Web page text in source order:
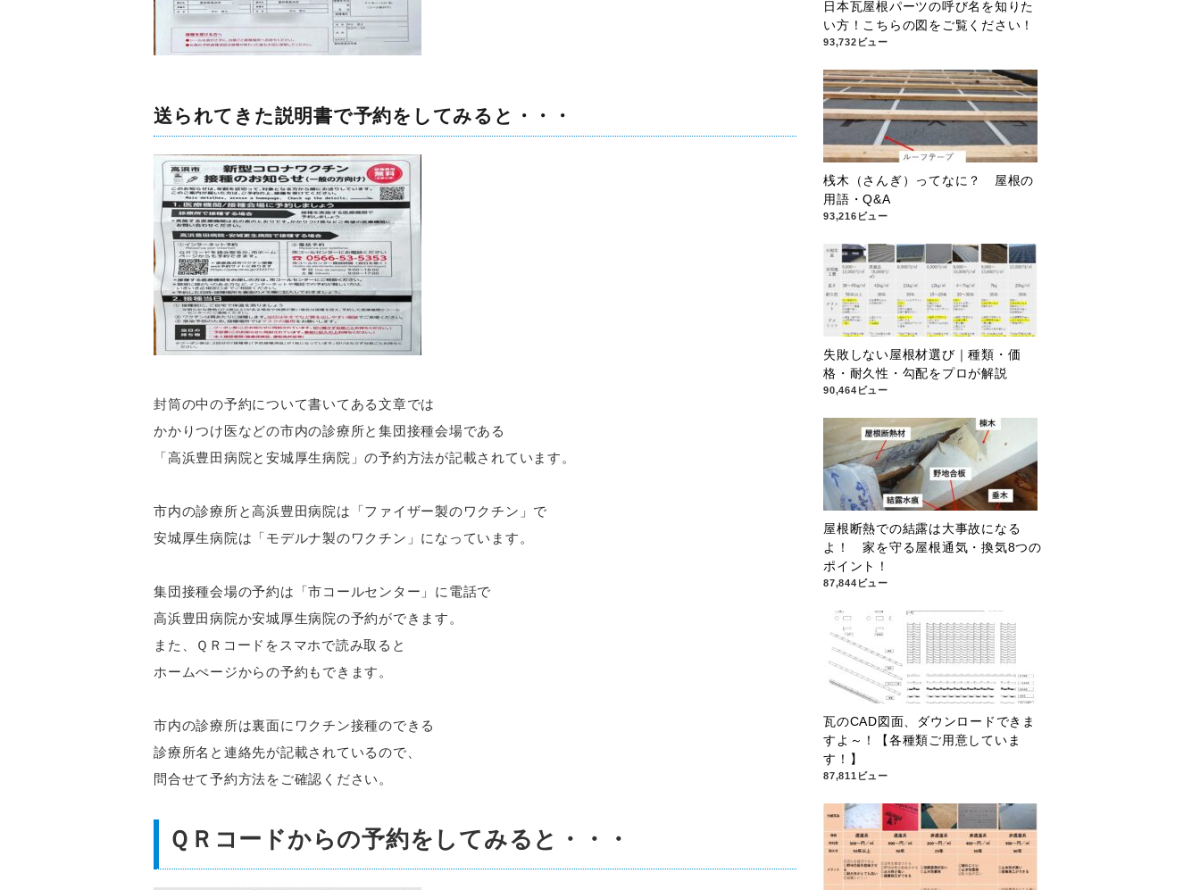
送られてきた説明書で予約をしてみると・・・
封筒の中の予約について書いてある文章では
かかりつけ医などの市内の診療所と集団接種会場である
「高浜豊田病院と安城厚生病院」の予約方法が記載されています。
市内の診療所と高浜豊田病院は「ファイザー製のワクチン」で
安城厚生病院は「モデルナ製のワクチン」になっています。
集団接種会場の予約は「市コールセンター」に電話で
高浜豊田病院か安城厚生病院の予約ができます。
また、ＱＲコードをスマホで読み取ると
ホームぺージからの予約もできます。
市内の診療所は裏面にワクチン接種のできる
診療所名と連絡先が記載されているので、
問合せて予約方法をご確認ください。
ＱＲコードからの予約をしてみると・・・
日本瓦屋根パーツの呼び名を知りた
い方！こちらの図をご覧ください！
93,732ビュー
桟木（さんぎ）ってなに？ 屋根の
用語・Q&A
93,216ビュー
失敗しない屋根材選び｜種類・価
格・耐久性・勾配をプロが解説
90,464ビュー
屋根断熱での結露は大事故になる
よ！ 家を守る屋根通気・換気8つの
ポイント！
87,844ビュー
瓦のCAD図面、ダウンロードできま
すよ～！【各種類ご用意していま
す！】
87,811ビュー